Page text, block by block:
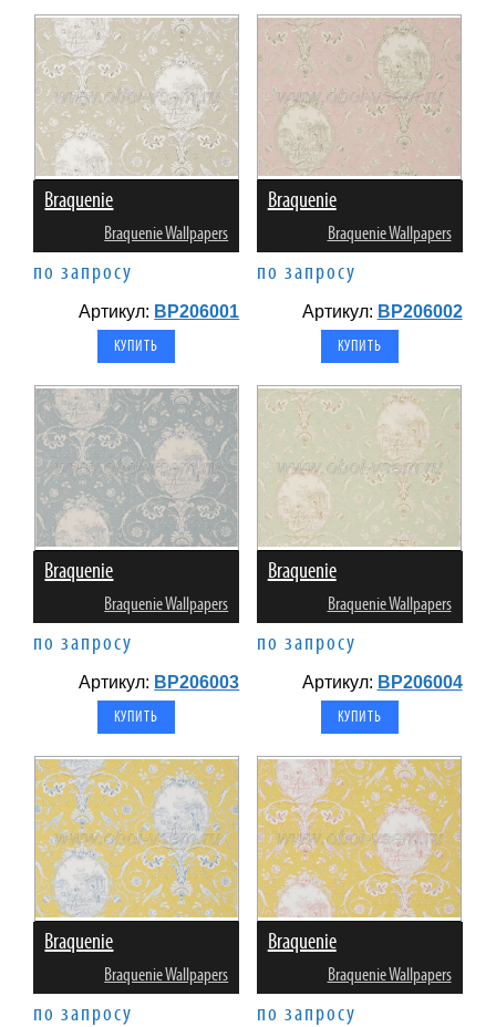
Braquenie
Braquenie Wallpapers
по запросу
Артикул: BP206001
Braquenie
Braquenie Wallpapers
по запросу
Артикул: BP206002
Braquenie
Braquenie Wallpapers
по запросу
Артикул: BP206003
Braquenie
Braquenie Wallpapers
по запросу
Артикул: BP206004
Braquenie
Braquenie Wallpapers
по запросу
Braquenie
Braquenie Wallpapers
по запросу